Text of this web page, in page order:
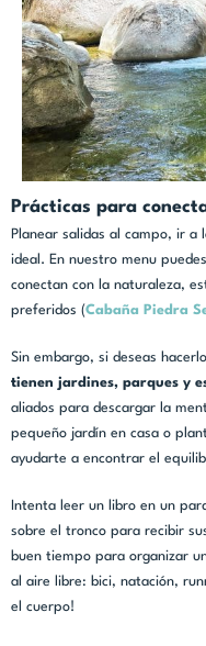
Prácticas para
Planear salidas al campo, ir
ideal. En nuestro menu
conectan con la naturaleza,
preferidos (Cabaña Piedra
Sin embargo, si deseas
tienen jardines, parques y
aliados para descargar la
pequeño jardín en casa o
ayudarte a encontrar el
Intenta leer un libro en un
sobre el tronco para recibir
buen tiempo para organizar
al aire libre: bici, natación,
el cuerpo!